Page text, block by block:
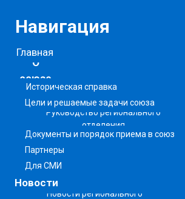
О
союзе
Новости
Навигация
Главная
Историческая справка
Цели и решаемые задачи союза
Руководство регионального
отделения
Документы и порядок приема в союз
Партнеры
Для СМИ
Новости регионального